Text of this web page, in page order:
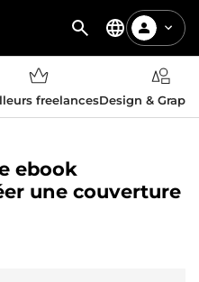
freelancesDesign &
ebook
une couverture